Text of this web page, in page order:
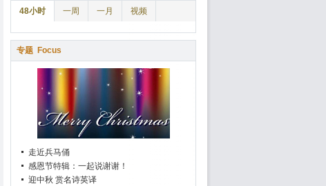
48小时 一周 一月 视频
专题 Focus
走近兵马俑
感恩节特辑：一起说谢谢！
迎中秋 赏名诗英译